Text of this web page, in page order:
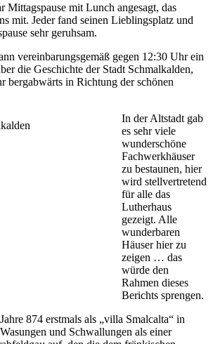
Mittagspause mit Lunch angesagt, das
mit. Jeder fand seinen Lieblingsplatz und
sehr geruhsam.
vereinbarungsgemäß gegen 12:30 Uhr ein
die Geschichte der Stadt Schmalkalden,
bergabwärts in Richtung der schönen
In der Altstadt gab
es sehr viele
wunderschöne
Fachwerkhäuser
zu bestaunen, hier
wird stellvertretend
für alle das
Lutherhaus
gezeigt. Alle
wunderbaren
Häuser hier zu
zeigen … das
würde den
Rahmen dieses
Berichts sprengen.
874 erstmals als „villa Smalcalta“ in
und Schwallungen als einer